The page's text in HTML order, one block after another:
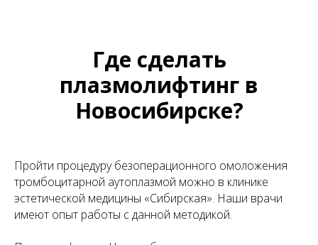
Где сделать
плазмолифтинг в
Новосибирске?
Пройти процедуру безоперационного омоложения
тромбоцитарной аутоплазмой можно в клинике
эстетической медицины «Сибирская». Наши врачи
имеют опыт работы с данной методикой.